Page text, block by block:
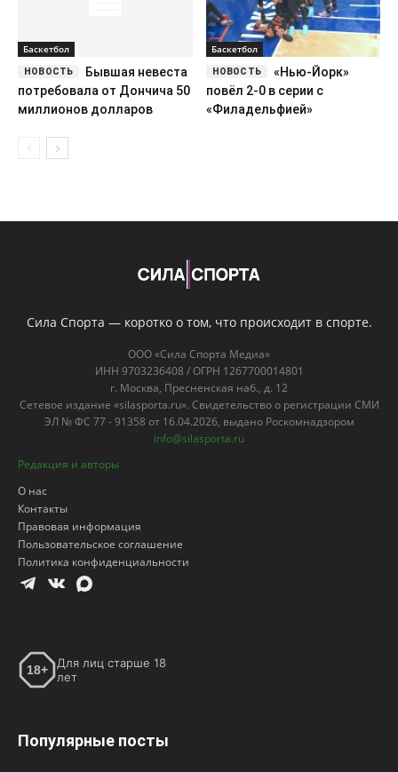
Баскетбол
Бывшая невеста
потребовала от Дончича 50
миллионов долларов
Баскетбол
«Нью-Йорк»
повёл 2-0 в серии с
«Филадельфией»
Сила Спорта — коротко о том, что происходит в спорте.
ООО «Сила Спорта Медиа»
ИНН 9703236408 / ОГРН 1267700014801
г. Москва, Пресненская наб., д. 12
Сетевое издание «silasporta.ru». Свидетельство о регистрации СМИ
ЭЛ № ФС 77 - 91358 от 16.04.2026, выдано Роскомнадзором
info@silasporta.ru
Редакция и авторы
О нас
Контакты
Правовая информация
Пользовательское соглашение
Политика конфиденциальности
18+
Для лиц старше 18
лет
Популярные посты